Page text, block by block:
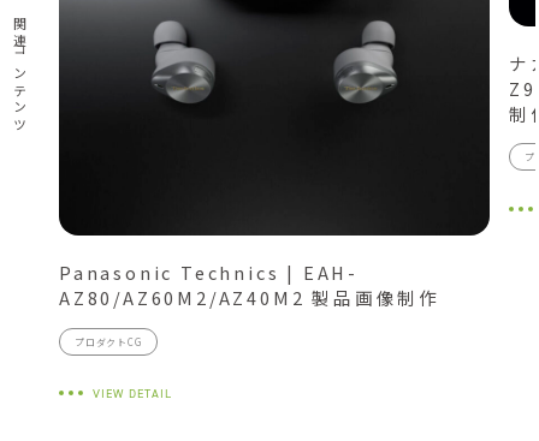
関連コンテンツ
Panasonic Technics | EAH-
AZ80/AZ60M2/AZ40M2 製品画像制作
プロダクトCG
VIEW DETAIL
ナ
制
プ